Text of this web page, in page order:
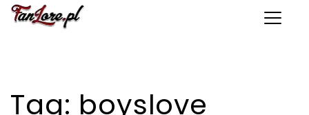
Toggle
Tag: boyslove